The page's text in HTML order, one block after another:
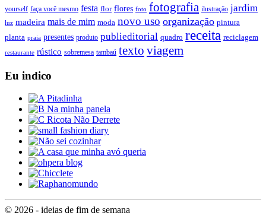
yourself faça você mesmo festa flor flores foto fotografia ilustração jardim
luz madeira mais de mim moda novo uso organização pintura
planta praia presentes produto publieditorial quadro receita reciclagem
restaurante rústico sobremesa tambaú texto viagem
Eu indico
© 2026 - ideias de fim de semana